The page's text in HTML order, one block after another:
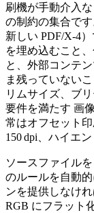
刷機が手動介入
の制約の集合で
新しい PDF/X‑4
を埋め込むこと
と、外部コンテ
ま残っていない
リムサイズ
ブ
要件を満たす 画
常はオフセット
150 dpi、ハイエ
ソースファイル
のルールを自動
ンを提供しなけ
RGB にフラット